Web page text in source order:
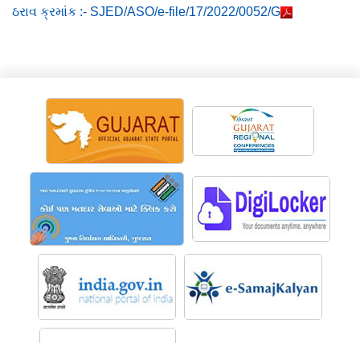
ઠરાવ ક્રમાંક :- SJED/ASO/e-file/17/2022/0052/G